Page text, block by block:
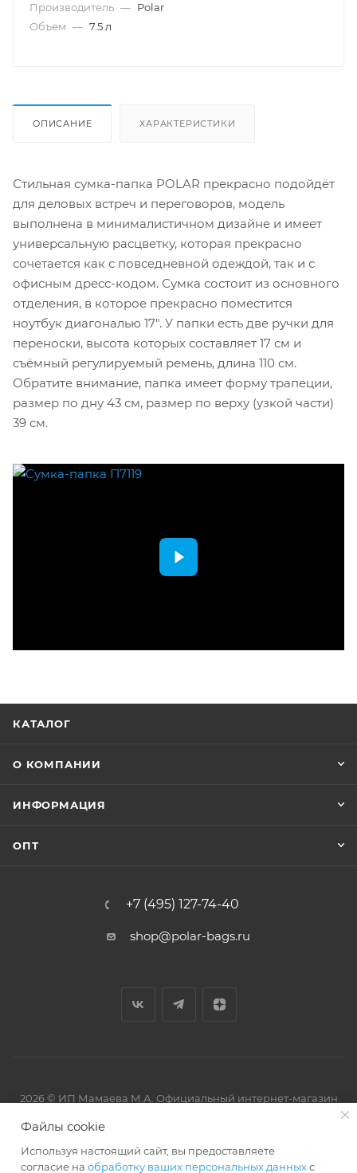
Производитель — Polar
Объем — 7.5 л
ОПИСАНИЕ ХАРАКТЕРИСТИКИ
Стильная сумка-папка POLAR прекрасно подойдёт
для деловых встреч и переговоров, модель
выполнена в минималистичном дизайне и имеет
универсальную расцветку, которая прекрасно
сочетается как с повседневной одеждой, так и с
офисным дресс-кодом. Сумка состоит из основного
отделения, в которое прекрасно поместится
ноутбук диагональю 17". У папки есть две ручки для
переноски, высота которых составляет 17 см и
съёмный регулируемый ремень, длина 110 см.
Обратите внимание, папка имеет форму трапеции,
размер по дну 43 см, размер по верху (узкой части)
39 см.
КАТАЛОГ
О КОМПАНИИ
ИНФОРМАЦИЯ
ОПТ
+7 (495) 127-74-40
shop@polar-bags.ru
2026 © ИП Мамаева М.А. Официальный интернет-магазин
Файлы cookie
Используя настоящий сайт, вы предоставляете
согласие на обработку ваших персональных данныхс